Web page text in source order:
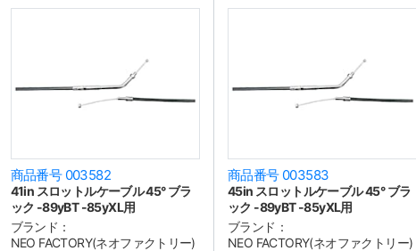
商品番号 003582
41in スロットルケーブル 45° ブラ
ック -89yBT -85yXL用
ブランド：
NEO FACTORY(ネオファクトリー)
商品番号 003583
45in スロットルケーブル 45° ブラ
ック -89yBT -85yXL用
ブランド：
NEO FACTORY(ネオファクトリー)